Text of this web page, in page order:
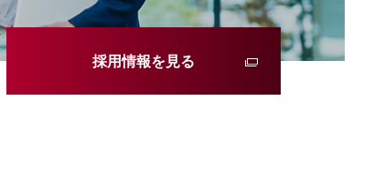
採用情報を見る